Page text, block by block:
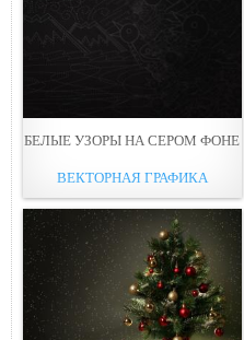
БЕЛЫЕ УЗОРЫ НА СЕРОМ ФОНЕ
ВЕКТОРНАЯ ГРАФИКА